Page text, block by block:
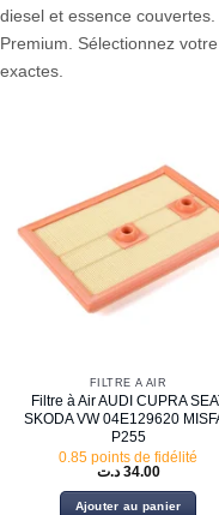
diesel et essence
Premium. Sélectionnez
exactes.
FILTRE À AIR
Filtre à Air AUDI CUPRA
SKODA VW 04E129620
P255
0.85 points de fidélité
34.00 د.ت
Ajouter au panier